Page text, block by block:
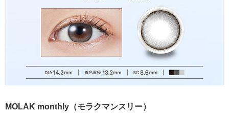
MOLAK monthly（モラクマンスリー）